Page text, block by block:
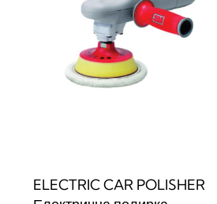
ELECTRIC CAR POLISHER